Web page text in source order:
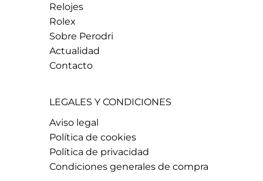
Relojes
Rolex
Sobre Perodri
Actualidad
Contacto
LEGALES Y CONDICIONES
Aviso legal
Política de cookies
Política de privacidad
Condiciones generales de compra